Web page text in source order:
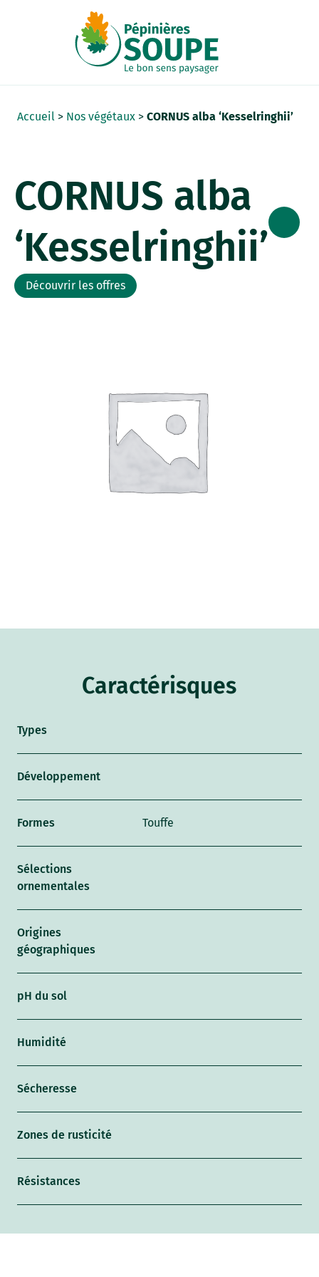
Accueil > Nos végétaux >CORNUS alba ‘Kesselringhii’
CORNUS alba
‘Kesselringhii’
Découvrir les offres
Caractérisques
Types
Développement
Formes Touffe
Sélections
ornementales
Origines
géographiques
pH du sol
Humidité
Sécheresse
Zones de rusticité
Résistances